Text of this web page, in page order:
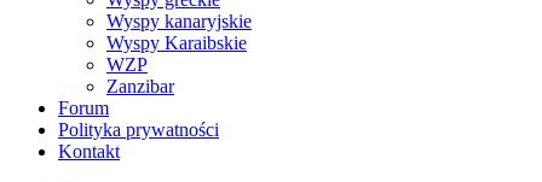
Wyspy kanaryjskie
Wyspy Karaibskie
WZP
Zanzibar
Forum
Polityka prywatności
Kontakt